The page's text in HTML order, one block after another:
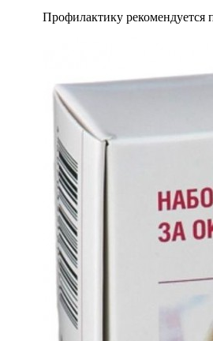
Профилактику рекомендуется